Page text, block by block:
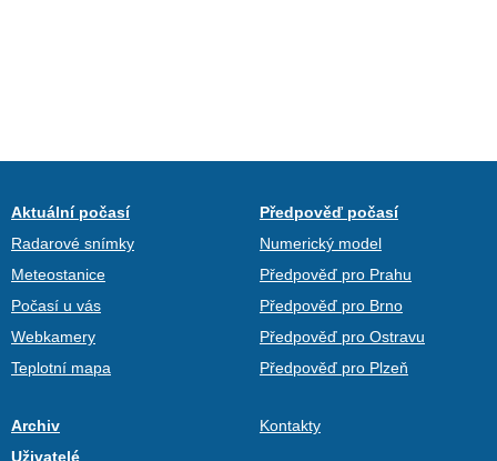
Aktuální počasí
Radarové snímky
Meteostanice
Počasí u vás
Webkamery
Teplotní mapa
Předpověď počasí
Numerický model
Předpověď pro Prahu
Předpověď pro Brno
Předpověď pro Ostravu
Předpověď pro Plzeň
Archiv
Uživatelé
Kontakty